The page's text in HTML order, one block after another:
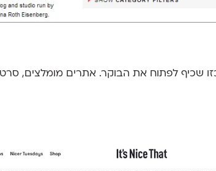
שכיף לפתוח את הבוקר. אתרים מומלצים,